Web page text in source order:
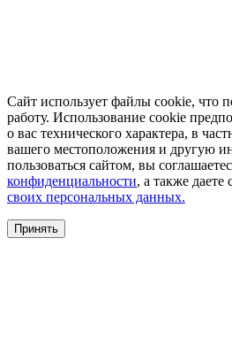
Сайт использует файлы cookie, что
работу. Использование cookie
о вас технического характера, в
вашего местоположения и другую
пользоваться сайтом, вы
конфиденциальности, а также даете
своих персональных данных.
Принять